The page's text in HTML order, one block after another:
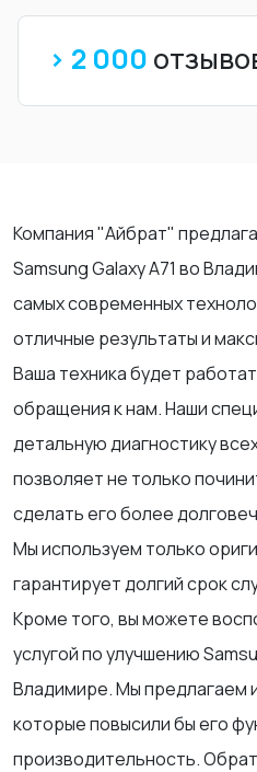
> 2 000
Компания "Айбрат"
Samsung Galaxy A71 во
самых современных
отличные результаты и
Ваша техника будет
обращения к нам. Наши
детальную диагностику
позволяет не только
сделать его более
Мы используем только
гарантирует долгий срок
Кроме того, вы можете
услугой по улучшению
Владимире. Мы предлагаем
которые повысили бы его
производительность.